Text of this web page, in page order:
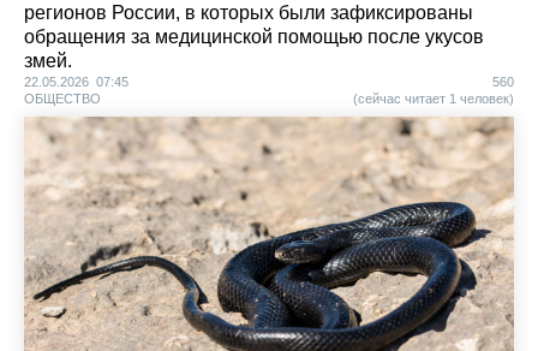
регионов России, в которых были зафиксированы
обращения за медицинской помощью после укусов
змей.
22.05.2026 07:45
ОБЩЕСТВО
560
(сейчас читает 1 человек)